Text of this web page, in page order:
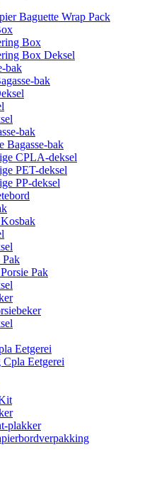
Baguette Wrap Pack
Box
Box Deksel
bak
bak
bak
Bagasse-bak
CPLA-deksel
PET-deksel
PP-deksel
Pak
Pak
Eetgerei
Eetgerei
plakker